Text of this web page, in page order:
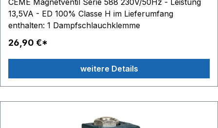
00S429000BRB STIROMATIC PROFESSIONAL
BROTHE 00S429000TSE STIROMATIC
PROFESSIONAL TAURUS 00S429010AR0
STIROMATIC 4290 00S429030AR0 STIROMATIC
4290 00S429031AR0 STIROMATIC 4290
ISR. 00S429400KEEX STIROMATIC 4000 KENWOOD
00S429410AR0 STIROMATIC 4000 METALL.
METALL. BRIMAG 00S429420AR0 STIROMATIC
CEME Magnetventil Serie 588 230V/50Hz - Leistung
13,5VA - ED 100% Classe H im Lieferumfang
26,90 €*
weitere Details